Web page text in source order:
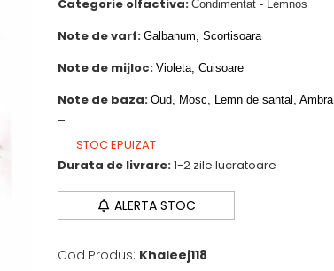
Categorie olfactiva: Condimentat - Lemnos
Note de varf: Galbanum, Scortisoara
Note de mijloc: Violeta, Cuisoare
Note de baza: Oud, Mosc, Lemn de santal, Ambra
STOC EPUIZAT
Durata de livrare:1-2 zile lucratoare
ALERTA STOC
Cod Produs: Khaleej118